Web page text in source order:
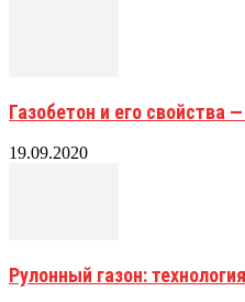
Газобетон и его свойства
19.09.2020
Рулонный газон: